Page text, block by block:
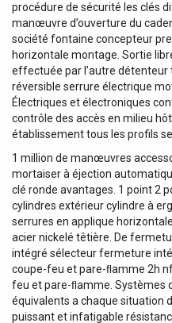
procédure de sécurité les clés
manœuvre d’ouverture du
société fontaine concepteur
horizontale montage. Sortie
effectuée par l’autre
réversible serrure électrique
Électriques et électroniques
contrôle des accès en milieu
établissement tous les profils
1 million de manœuvres
mortaiser à éjection
clé ronde avantages. 1 point 2
cylindres extérieur cylindre à
serrures en applique
acier nickelé têtière. De
intégré sélecteur fermeture
coupe-feu et pare-ﬂamme 2h
feu et pare-ﬂamme. Systèmes
équivalents a chaque situation
puissant et infatigable